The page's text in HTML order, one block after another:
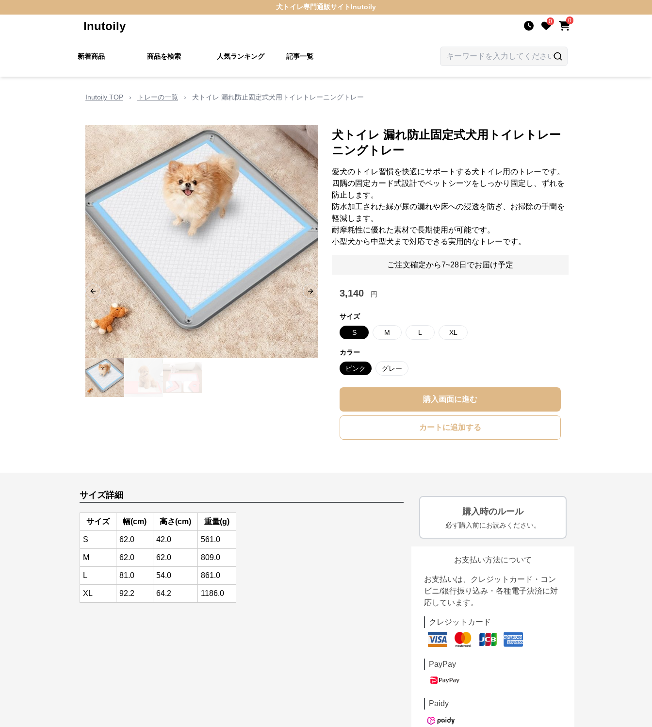
犬トイレ専門通販サイト Inutoily
Inutoily 0 0
新着商品 商品を検索 人気ランキング 記事一覧
Inutoily TOP › トレーの一覧 › 犬トイレ 漏れ防止固定式犬用トイレトレーニングトレー
Previous slide Next slide
犬トイレ 漏れ防止固定式犬用トイレトレー
ニングトレー
愛犬のトイレ習慣を快適にサポートする犬トイレ用のトレーです。
四隅の固定カード式設計でペットシーツをしっかり固定し、ずれを
防止します。
防水加工された縁が尿の漏れや床への浸透を防ぎ、お掃除の手間を
軽減します。
耐摩耗性に優れた素材で長期使用が可能です。
小型犬から中型犬まで対応できる実用的なトレーです。
ご注文確定から7~28日でお届け予定
3,140 円
サイズ
S M L XL
カラー
ピンク グレー
購入画面に進む
カートに追加する
サイズ詳細
サイズ 幅(cm) 高さ(cm) 重量(g)
S 62.0 42.0 561.0
M 62.0 62.0 809.0
L 81.0 54.0 861.0
XL 92.2 64.2 1186.0
購入時のルール
必ず購入前にお読みください。
お支払い方法について
お支払いは、クレジットカード・コン
ビニ/銀行振り込み・各種電子決済に対
応しています。
クレジットカード
PayPay
Paidy